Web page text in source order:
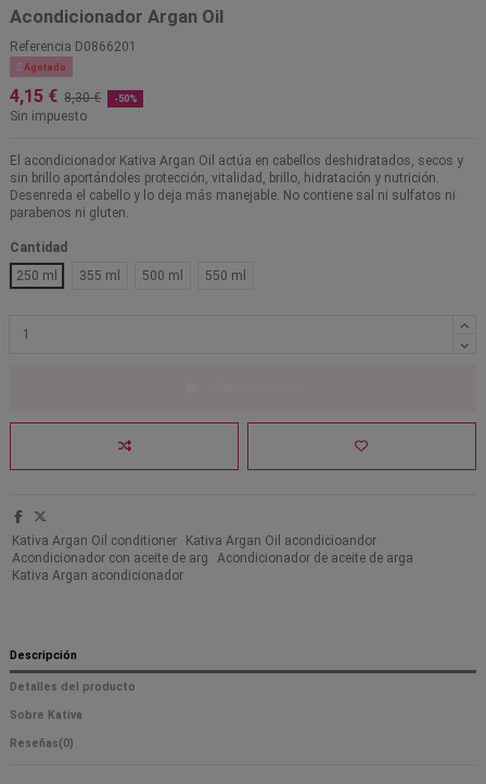
Acondicionador Argan Oil
Referencia D0866201
 Agotado
4,15 € 8,30 € -50%
Sin impuesto
El acondicionador Kativa Argan Oil actúa en cabellos deshidratados, secos y
sin brillo aportándoles protección, vitalidad, brillo, hidratación y nutrición.
Desenreda el cabello y lo deja más manejable. No contiene sal ni sulfatos ni
parabenos ni gluten.
Cantidad
250 ml
355 ml 500 ml 550 ml
Kativa Argan Oil conditioner
Kativa Argan Oil acondicioandor
Acondicionador con aceite de arg
Acondicionador de aceite de arga
Kativa Argan acondicionador
Descripción
Detalles del producto
Sobre Kativa
Reseñas(0)